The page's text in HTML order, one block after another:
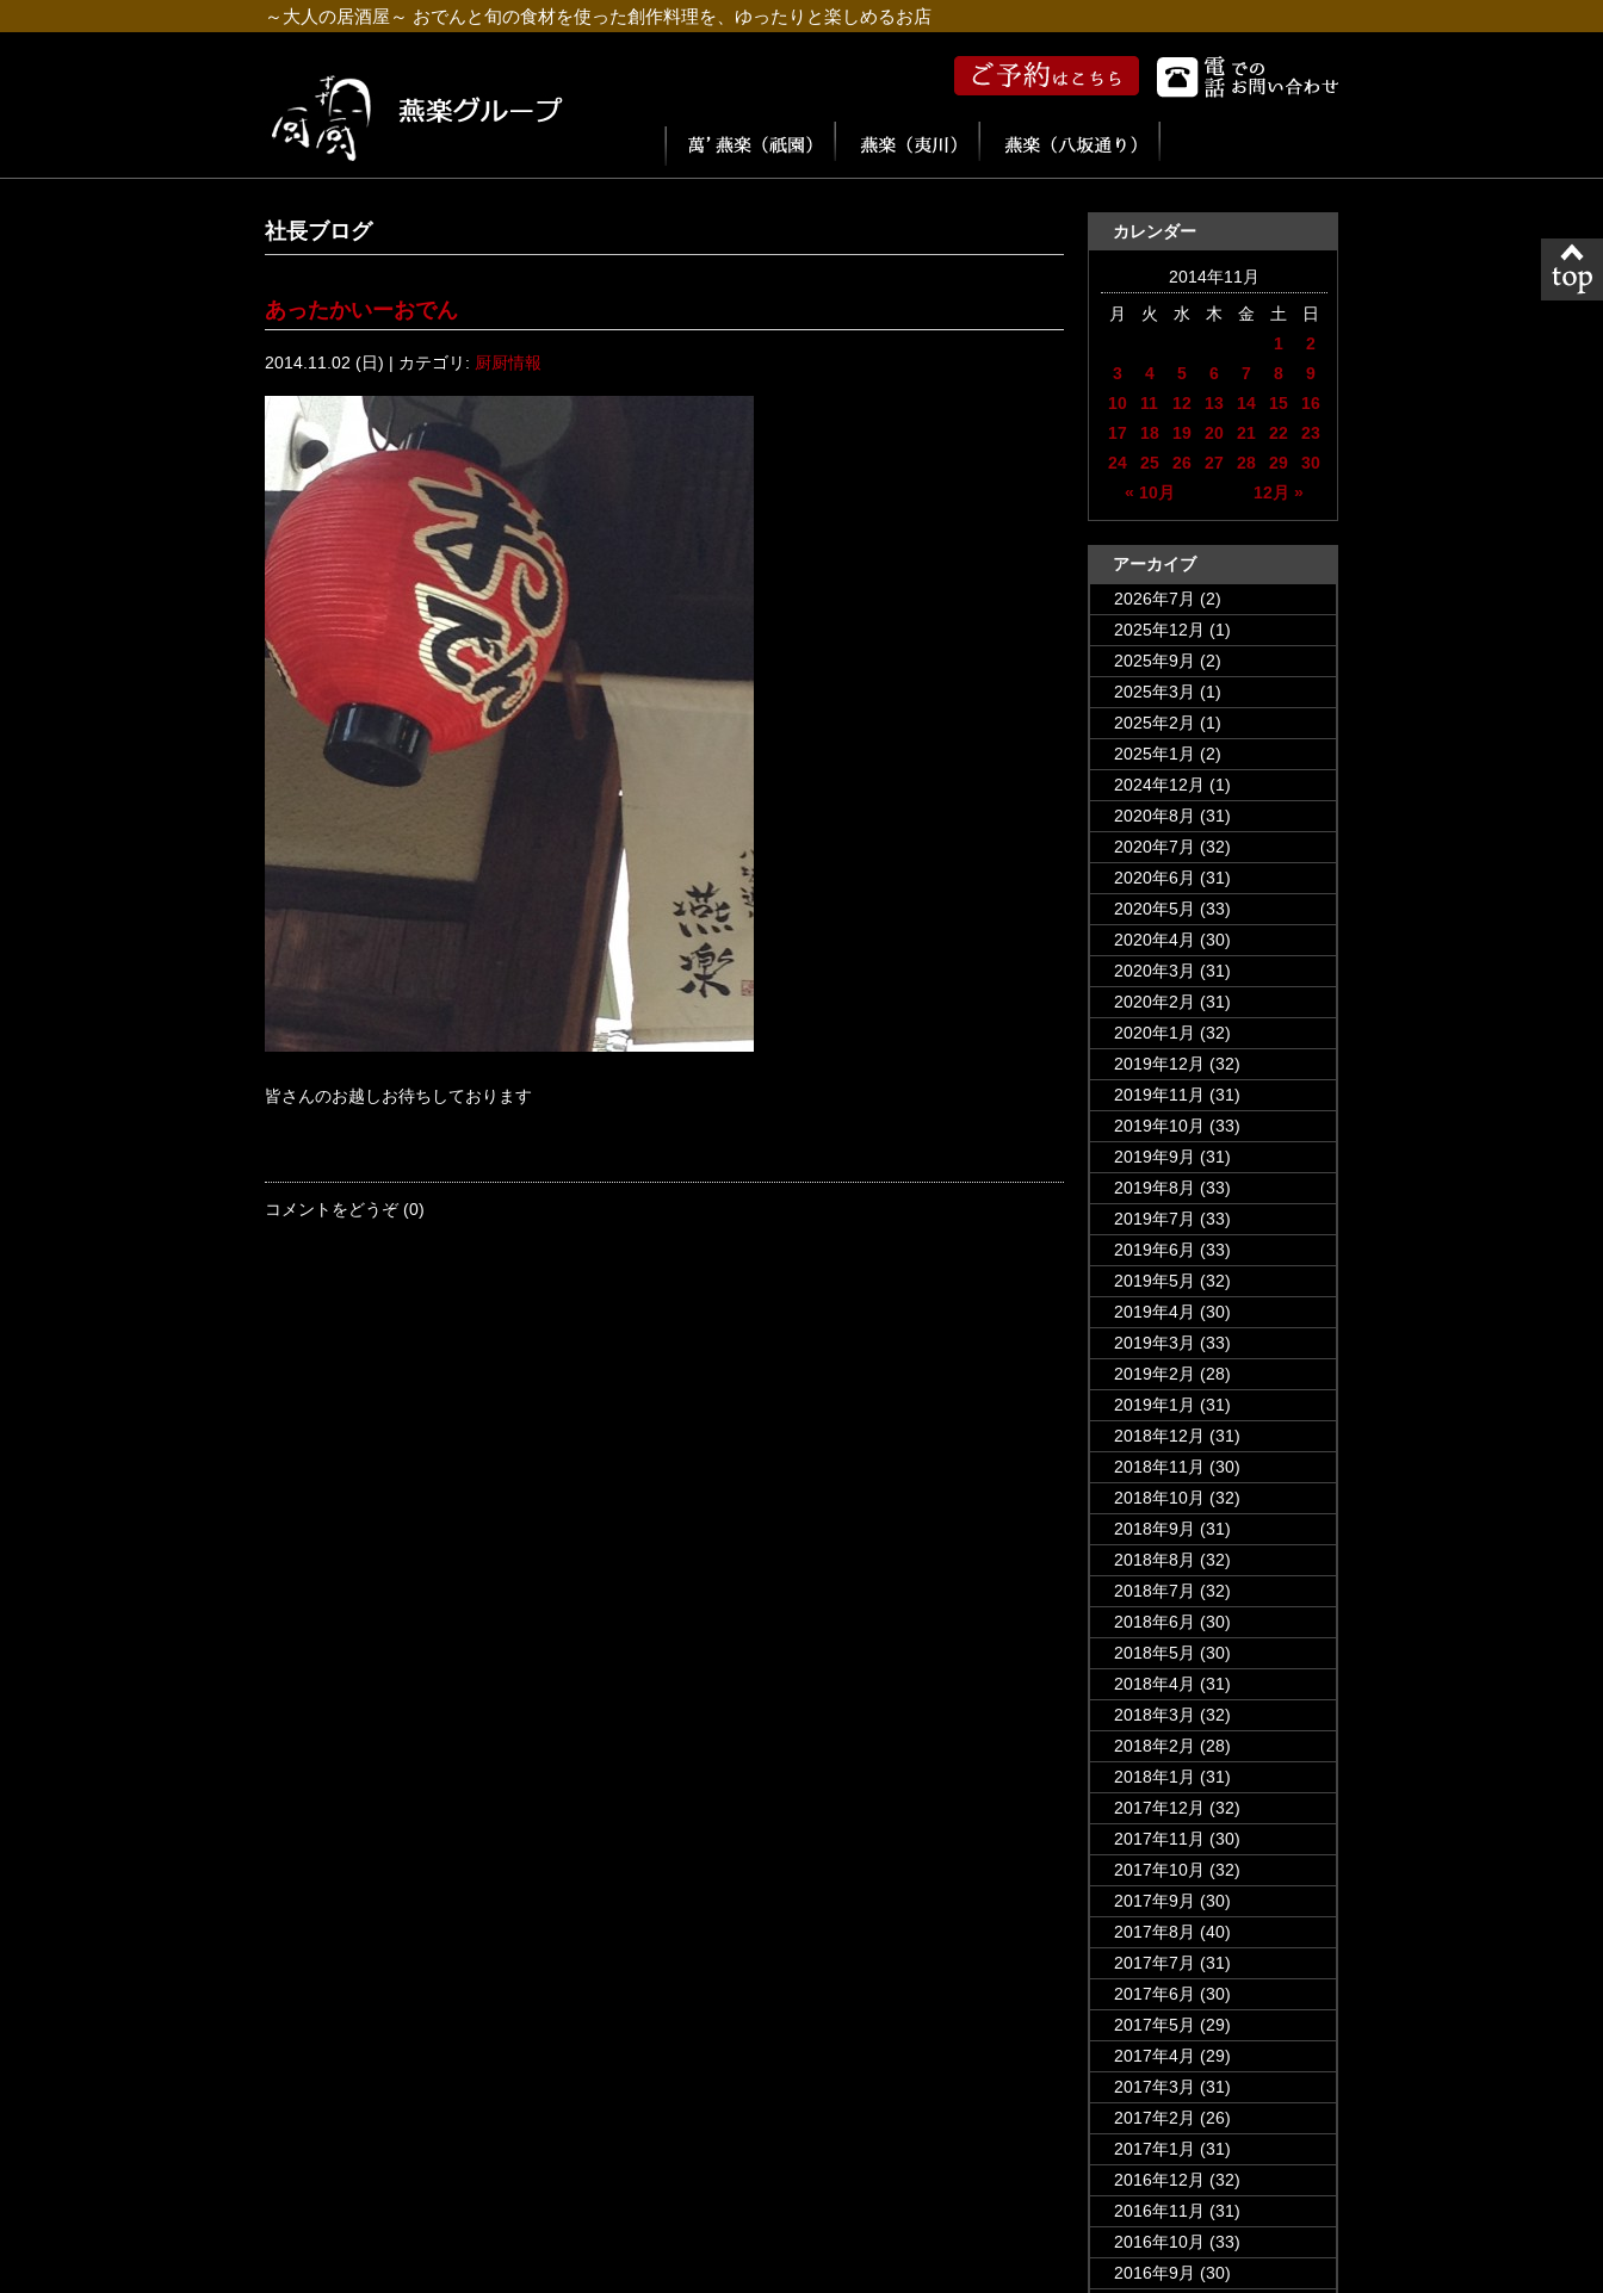
～大人の居酒屋～ おでんと旬の食材を使った創作料理を、ゆったりと楽しめるお店
社長ブログ
あったかいーおでん
2014.11.02 (日) | カテゴリ: 厨厨情報
皆さんのお越しお待ちしております
コメントをどうぞ (0)
カレンダー
2014年11月
月
火 水 木 金 土 日
« 10月 12月 »
1
2
3
4 5 6 7 8
9
10
11 12 13 14 15
16
17
18 19 20 21 22
23
24
25 26 27 28 29 30
アーカイブ
2026年7月 (2)
2025年12月 (1)
2025年9月 (2)
2025年3月 (1)
2025年2月 (1)
2025年1月 (2)
2024年12月 (1)
2020年8月 (31)
2020年7月 (32)
2020年6月 (31)
2020年5月 (33)
2020年4月 (30)
2020年3月 (31)
2020年2月 (31)
2020年1月 (32)
2019年12月 (32)
2019年11月 (31)
2019年10月 (33)
2019年9月 (31)
2019年8月 (33)
2019年7月 (33)
2019年6月 (33)
2019年5月 (32)
2019年4月 (30)
2019年3月 (33)
2019年2月 (28)
2019年1月 (31)
2018年12月 (31)
2018年11月 (30)
2018年10月 (32)
2018年9月 (31)
2018年8月 (32)
2018年7月 (32)
2018年6月 (30)
2018年5月 (30)
2018年4月 (31)
2018年3月 (32)
2018年2月 (28)
2018年1月 (31)
2017年12月 (32)
2017年11月 (30)
2017年10月 (32)
2017年9月 (30)
2017年8月 (40)
2017年7月 (31)
2017年6月 (30)
2017年5月 (29)
2017年4月 (29)
2017年3月 (31)
2017年2月 (26)
2017年1月 (31)
2016年12月 (32)
2016年11月 (31)
2016年10月 (33)
2016年9月 (30)